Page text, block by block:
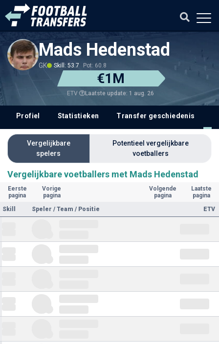
Mads Hedenstad
GK Skill: 53.7 Pot: 60.8
€1M
ETV Laatste update: 1 aug. 26
Profiel Statistieken Transfer geschiedenis
Vergelijkbare
spelers
Potentieel vergelijkbare
voetballers
Vergelijkbare voetballers met Mads Hedenstad
Eerste
pagina
Vorige
pagina
Volgende
pagina
Laatste
pagina
Skill
Speler / Team / Positie ETV